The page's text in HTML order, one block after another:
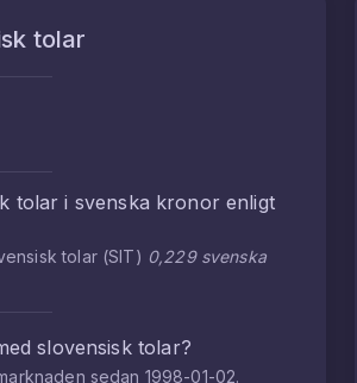
tolar
tolar i svenska kronorenligt
tolar(SIT) 0,229 svenska
slovensisk tolar?
sedan 1998-01-02.